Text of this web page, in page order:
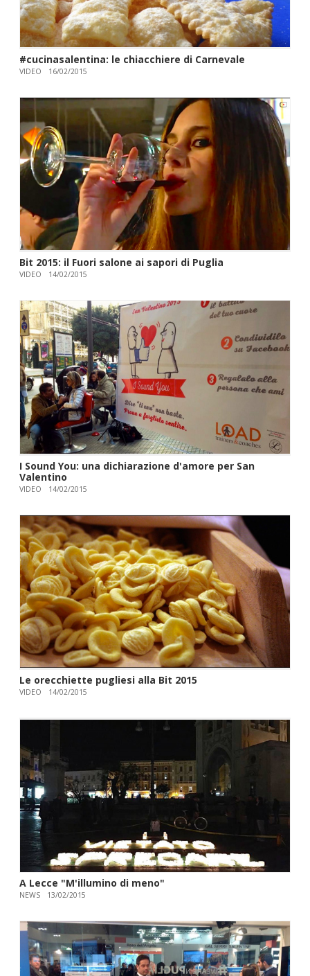
#cucinasalentina: le chiacchiere di Carnevale
VIDEO 16/02/2015
Bit 2015: il Fuori salone ai sapori di Puglia
VIDEO 14/02/2015
I Sound You: una dichiarazione d'amore per San
Valentino
VIDEO 14/02/2015
Le orecchiette pugliesi alla Bit 2015
VIDEO 14/02/2015
A Lecce "M'illumino di meno"
NEWS 13/02/2015